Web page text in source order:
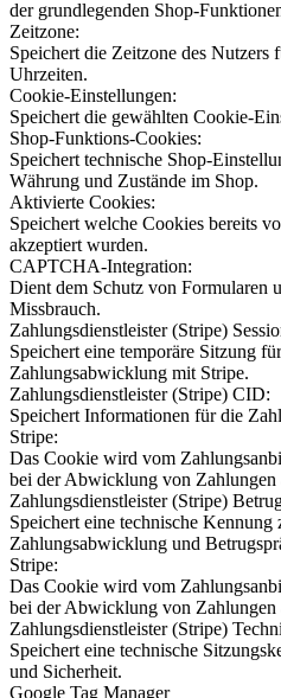
der grundlegenden Shop-
Zeitzone:
Speichert die Zeitzone des
Uhrzeiten.
Cookie-Einstellungen:
Speichert die gewählten Cookie-
Shop-Funktions-Cookies:
Speichert technische Shop-
Währung und Zustände im Shop.
Aktivierte Cookies:
Speichert welche Cookies bereits
akzeptiert wurden.
CAPTCHA-Integration:
Dient dem Schutz von Formularen
Missbrauch.
Zahlungsdienstleister (Stripe)
Speichert eine temporäre Sitzung
Zahlungsabwicklung mit Stripe.
Zahlungsdienstleister (Stripe) CID:
Speichert Informationen für die
Stripe:
Das Cookie wird vom
bei der Abwicklung von Zahlungen
Zahlungsdienstleister (Stripe)
Speichert eine technische
Zahlungsabwicklung und
Stripe:
Das Cookie wird vom
bei der Abwicklung von Zahlungen
Zahlungsdienstleister (Stripe)
Speichert eine technische
und Sicherheit.
Google Tag Manager